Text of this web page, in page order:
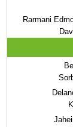
Rarmani